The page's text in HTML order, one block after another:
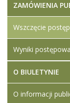
ZAMÓWIENIA
Wszczęcie
Wyniki
O BIULETYNIE
O informacji